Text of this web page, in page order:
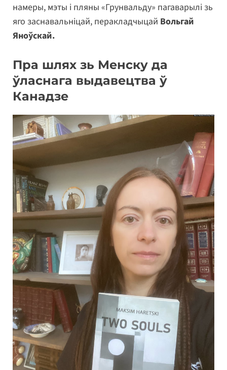
намеры, мэты і пляны «Грунвальду» пагаварылі зь
яго заснавальніцай, перакладчыцай Вольгай
Яноўскай.
Пра шлях зь Менску да
ўласнага выдавецтва ў
Канадзе